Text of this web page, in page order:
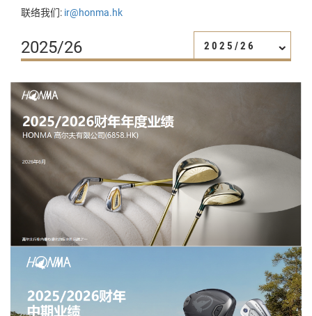
联络我们: ir@honma.hk
2025/26 2025/26